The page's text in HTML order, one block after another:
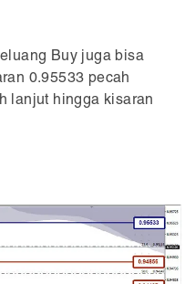
Buy juga bisa
0.95533 pecah
lanjut hingga kisaran